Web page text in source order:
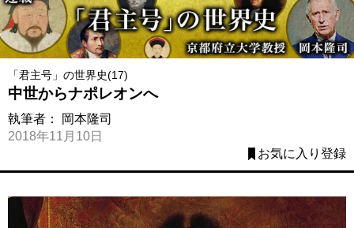
「君主号」の世界史(17)
中世からナポレオンへ
執筆者：
岡本隆司
2018年11月10日
お気に入り登録